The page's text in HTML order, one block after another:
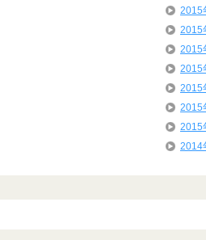
2015
2015
2015
2015
2015
2015
2015
2014